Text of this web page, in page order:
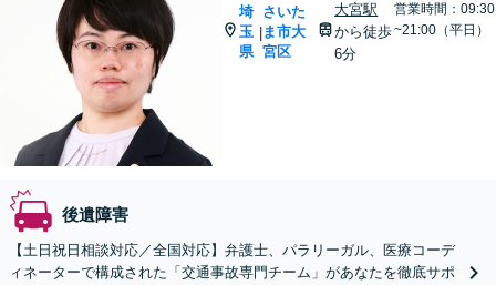
埼
玉
県
|
さいた
ま市大
宮区
大宮駅
から徒歩
6分
営業時間：09:30
~21:00（平日）
後遺障害
【土日祝日相談対応／全国対応】弁護士、パラリーガル、医療コーデ
ィネーターで構成された「交通事故専門チーム」があなたを徹底サポ